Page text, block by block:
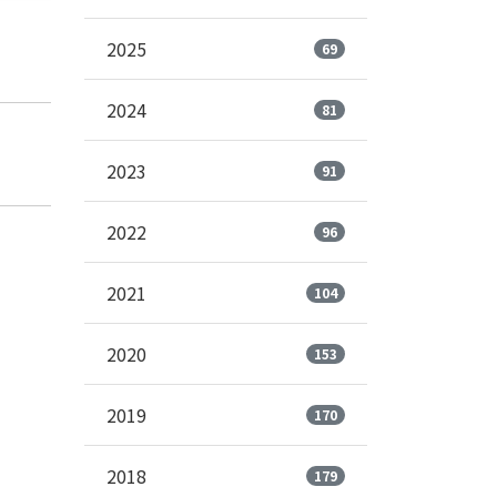
2025 69
2024 81
2023 91
2022 96
2021 104
2020 153
2019 170
2018 179